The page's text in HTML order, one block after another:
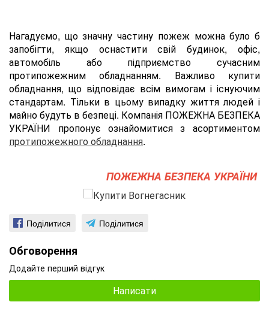
Нагадуємо, що значну частину пожеж можна було б
запобігти, якщо оснастити свій будинок, офіс,
автомобіль або підприємство сучасним
протипожежним обладнанням. Важливо купити
обладнання, що відповідає всім вимогам і існуючим
стандартам. Тільки в цьому випадку життя людей і
майно будуть в безпеці. Компанія ПОЖЕЖНА БЕЗПЕКА
УКРАЇНИ пропонує ознайомитися з асортиментом
протипожежного обладнання.
ПОЖЕЖНА БЕЗПЕКА УКРАЇНИ
Поділитися Поділитися
Обговорення
Додайте перший відгук
Написати